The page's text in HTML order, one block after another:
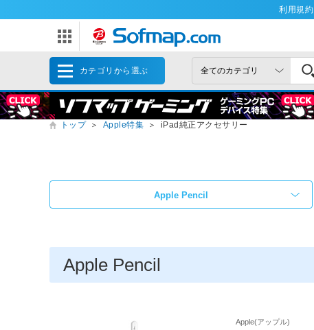
利用規約
カテゴリから選ぶ
トップ ＞ Apple特集 ＞ iPad純正アクセサリー
Apple Pencil
Apple Pencil
Apple(アップル)